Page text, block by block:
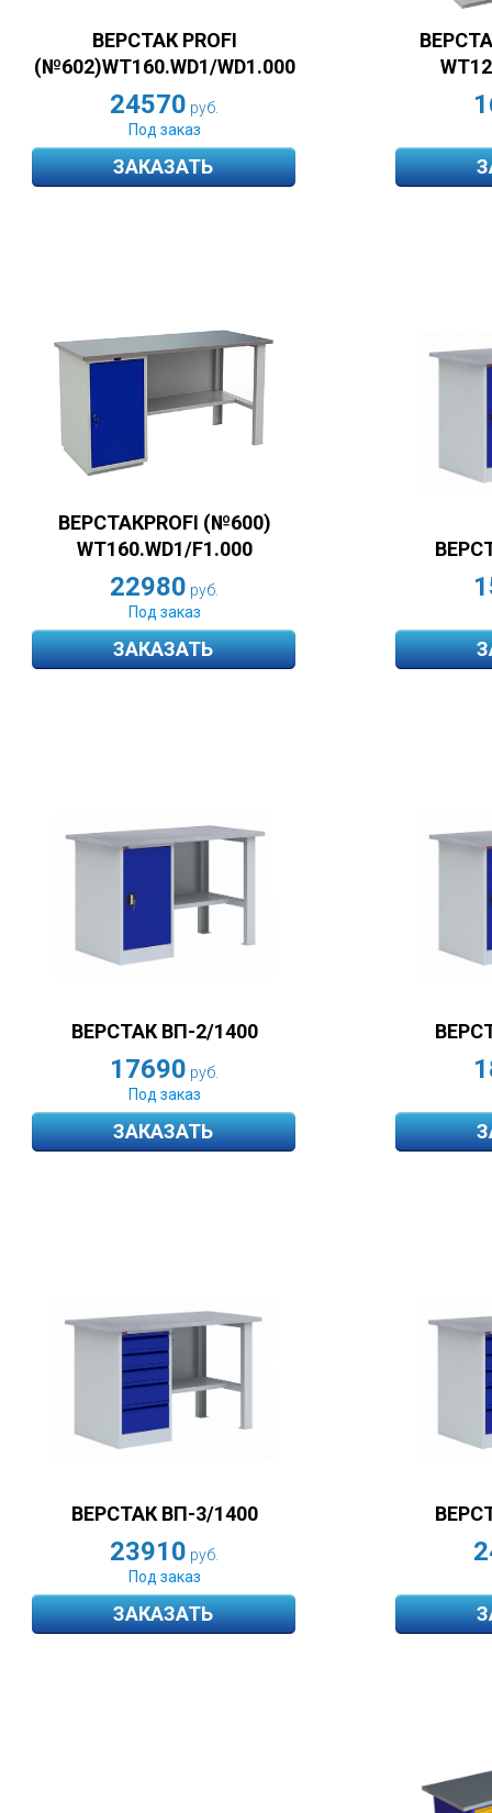
ВЕРСТАК PROFI
(№602)WT160.WD1/WD1.000
24570 руб.
Под заказ
ЗАКАЗАТЬ
ВЕРСТАКPROFI (№600)
WT160.WD1/F1.000
22980 руб.
Под заказ
ЗАКАЗАТЬ
ВЕРСТАК ВП-2/1400
17690 руб.
Под заказ
ЗАКАЗАТЬ
ВЕРСТАК ВП-3/1400
23910 руб.
Под заказ
ЗАКАЗАТЬ